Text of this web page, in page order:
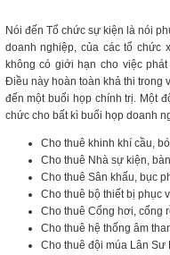
Nói đến Tổ chức sự kiện là nói
doanh nghiệp, của các tổ chức
không có giới hạn cho việc
Điều này hoàn toàn khả thi trong
đến một buổi họp chính trị. Một
chức cho bất kì buổi họp doanh
Cho thuê khinh khí cầu,
Cho thuê Nhà sự kiện,
Cho thuê Sân khấu, bục
Cho thuê bộ thiết bị phục
Cho thuê Cổng hơi, cổng
Cho thuê hệ thống âm
Cho thuê đội múa Lân Sư